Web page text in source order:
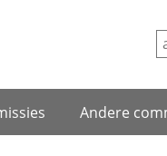
Andere